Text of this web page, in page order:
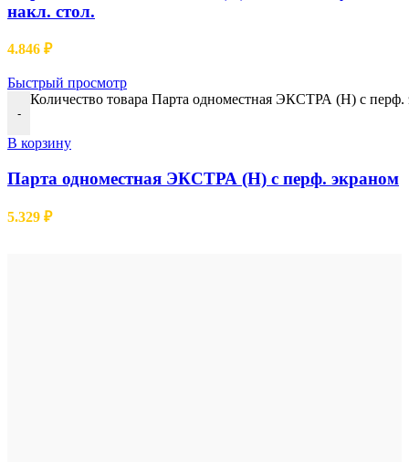
накл. стол.
4.846 ₽
Быстрый просмотр
-
Количество товара Парта одноместная ЭКСТРА (Н) с перф.
В корзину
Парта одноместная ЭКСТРА (Н) с перф. экраном
5.329 ₽